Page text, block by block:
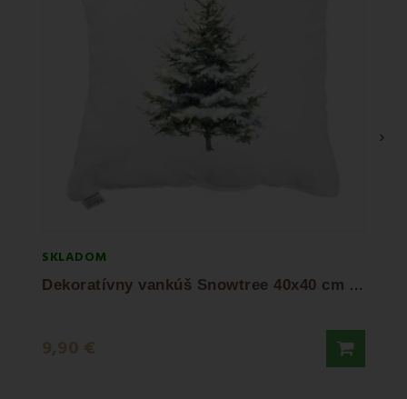
SKLADOM
D
ekoratívny vankúš Snowtree 40x40 cm EMI
9,90 €
›